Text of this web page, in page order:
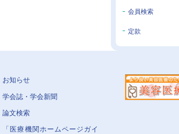
会員検索
定款
お知らせ
学会誌・学会新聞
論文検索
「医療機関ホームページガイ